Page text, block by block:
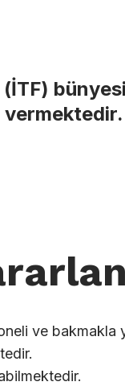
vermektedir.
ve bakmakla